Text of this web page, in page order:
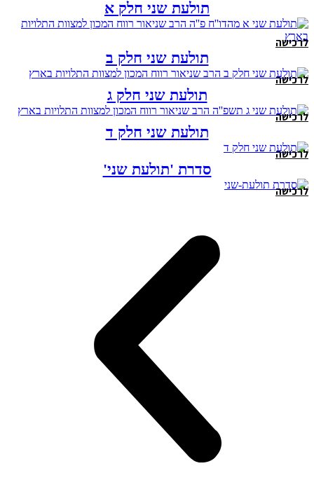
תולעת שני חלק א
לרכישה
תולעת שני חלק ב
לרכישה
תולעת שני חלק ג
לרכישה
תולעת שני חלק ד
לרכישה
סדרת 'תולעת שני'
לרכישה